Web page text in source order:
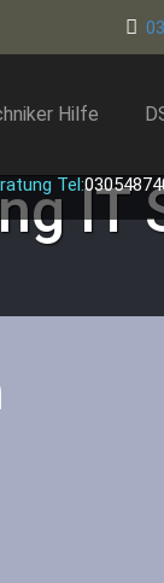
Hilfe
IT
Tel: